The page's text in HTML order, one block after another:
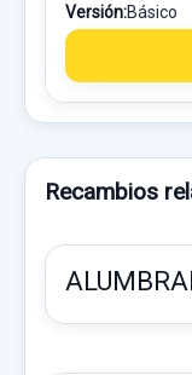
Versión:Básico
Recambios